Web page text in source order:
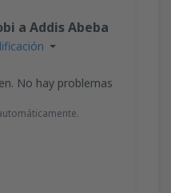
a Addis Abeba
No hay problemas